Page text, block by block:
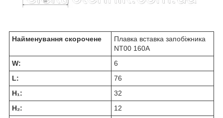
Найменування скорочене
Плавка вставка запобіжника
NT00 160А
W:
6
L:
76
H₁:
32
H₂:
12